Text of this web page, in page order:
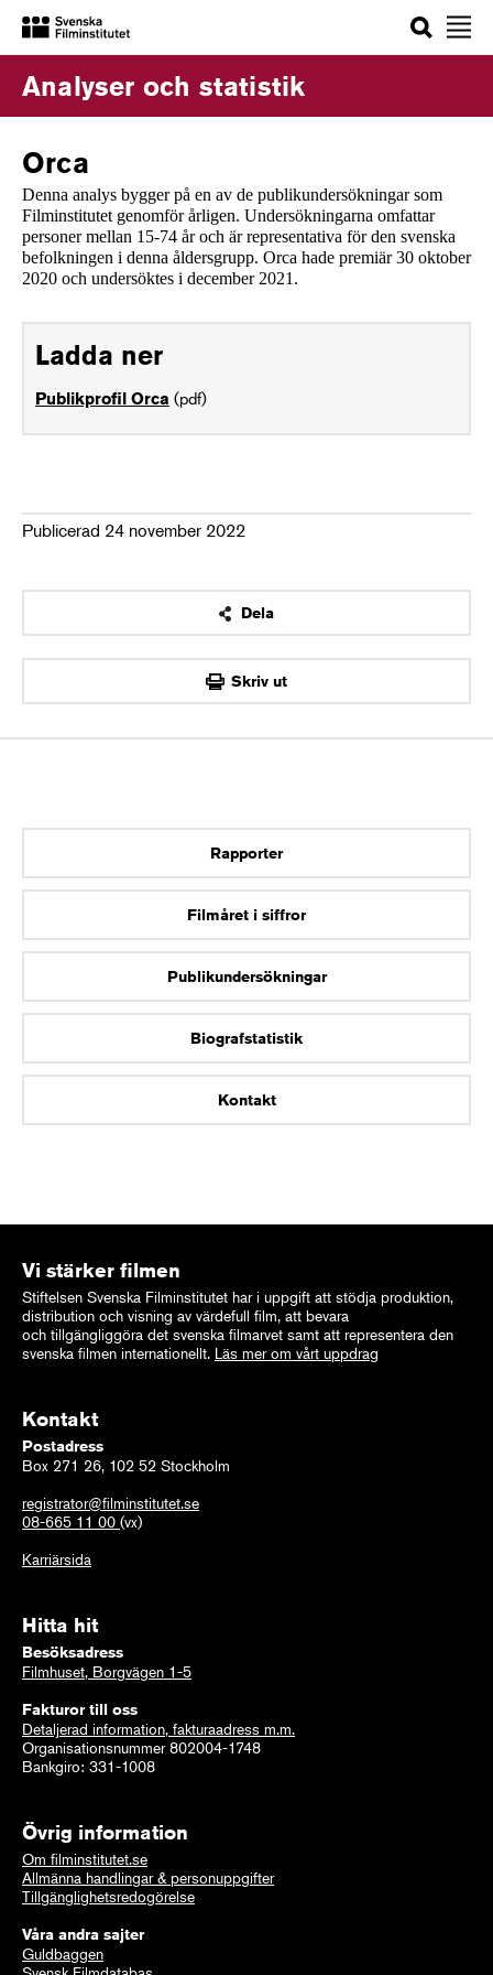
Sök
Analyser och statistik
Orca
Denna analys bygger på en av de publikundersökningar som
Filminstitutet genomför årligen. Undersökningarna omfattar
personer mellan 15-74 år och är representativa för den svenska
befolkningen i denna åldersgrupp. Orca hade premiär 30 oktober
2020 och undersöktes i december 2021.
Ladda ner
Publikprofil Orca (pdf)
Publicerad 24 november 2022
Dela
OK
Skriv ut
Rapporter
Filmåret i siffror
Publikundersökningar
Biografstatistik
Kontakt
Vi stärker filmen
Stiftelsen Svenska Filminstitutet har i uppgift att stödja produktion,
distribution och visning av värdefull film, att bevara
och tillgängliggöra det svenska filmarvet samt att representera den
svenska filmen internationellt. Läs mer om vårt uppdrag
Kontakt
Postadress
Box 271 26, 102 52 Stockholm
registrator@filminstitutet.se
08-665 11 00 (vx)
Karriärsida
Hitta hit
Besöksadress
Filmhuset, Borgvägen 1-5
Fakturor till oss
Detaljerad information, fakturaadress m.m.
Organisationsnummer 802004-1748
Bankgiro: 331-1008
Övrig information
Om filminstitutet.se
Allmänna handlingar & personuppgifter
Tillgänglighetsredogörelse
Våra andra sajter
Guldbaggen